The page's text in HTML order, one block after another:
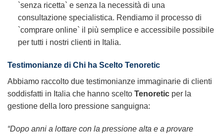
`senza ricetta` e senza la necessità di una
consultazione specialistica. Rendiamo il processo di
`comprare online` il più semplice e accessibile possibile
per tutti i nostri clienti in Italia.
Testimonianze di Chi ha Scelto Tenoretic
Abbiamo raccolto due testimonianze immaginarie di clienti
soddisfatti in Italia che hanno scelto Tenoretic per la
gestione della loro pressione sanguigna:
“Dopo anni a lottare con la pressione alta e a provare